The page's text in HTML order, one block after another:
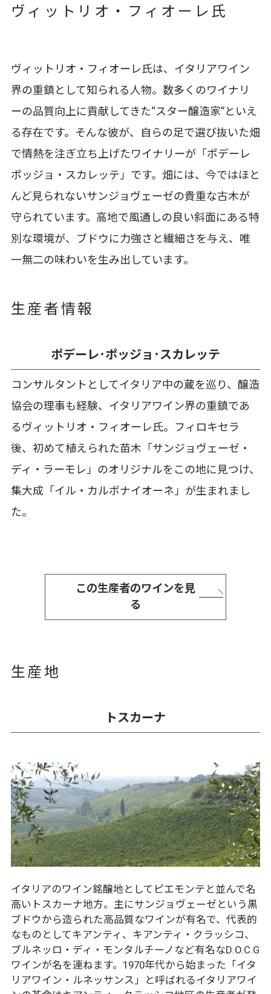
ヴィットリオ・フィオーレ氏
ヴィットリオ・フィオーレ氏は、イタリアワイン
界の重鎮として知られる人物。数多くのワイナリ
ーの品質向上に貢献してきた“スター醸造家”といえ
る存在です。そんな彼が、自らの足で選び抜いた畑
で情熱を注ぎ立ち上げたワイナリーが「ポデーレ
ポッジョ・スカレッテ」です。畑には、今ではほと
んど見られないサンジョヴェーゼの貴重な古木が
守られています。高地で風通しの良い斜面にある特
別な環境が、ブドウに力強さと繊細さを与え、唯
一無二の味わいを生み出しています。
生産者情報
ポデーレ･ポッジョ･スカレッテ
コンサルタントとしてイタリア中の蔵を巡り、醸造
協会の理事も経験、イタリアワイン界の重鎮であ
るヴィットリオ・フィオーレ氏。フィロキセラ
後、初めて植えられた苗木「サンジョヴェーゼ・
ディ・ラーモレ」のオリジナルをこの地に見つけ、
集大成「イル・カルボナイオーネ」が生まれまし
た。
この生産者のワインを見
る
生産地
トスカーナ
イタリアのワイン銘醸地としてピエモンテと並んで名
高いトスカーナ地方。主にサンジョヴェーゼという黒
ブドウから造られた高品質なワインが有名で、代表的
なものとしてキアンティ、キアンティ・クラッシコ、
ブルネッロ・ディ・モンタルチーノなど有名なD.O.C.G
ワインが名を連ねます。1970年代から始まった「イタ
リアワイン・ルネッサンス」と呼ばれるイタリアワイ